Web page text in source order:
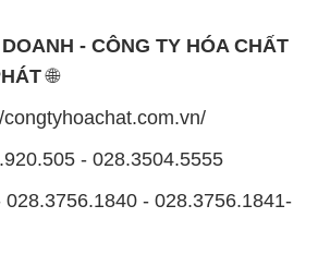
- CÔNG TY HÓA CHẤT
🌐
congtyhoachat.com.vn/
- 028.3504.5555
- 028.3756.1841-